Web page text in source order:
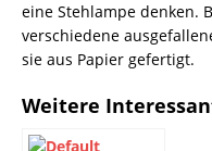
eine Stehlampe denken.
verschiedene
sie aus Papier gefertigt.
Weitere